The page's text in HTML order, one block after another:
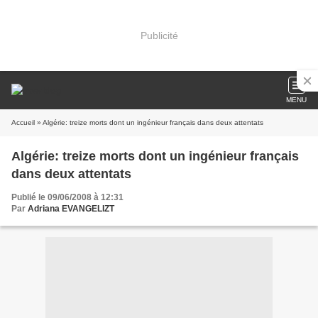
Publicité
MENU
Accueil » Algérie: treize morts dont un ingénieur français dans deux attentats
Algérie: treize morts dont un ingénieur français
dans deux attentats
Publié le 09/06/2008 à 12:31
Par Adriana EVANGELIZT